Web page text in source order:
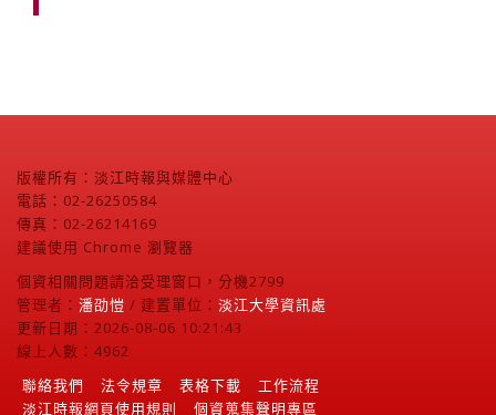
版權所有：淡江時報與媒體中心
電話：02-26250584
傳真：02-26214169
建議使用 Chrome 瀏覽器
個資相關問題請洽受理窗口，分機2799
管理者： 潘劭愷 / 建置單位： 淡江大學資訊處
更新日期：2026-08-06 10:21:43
線上人數：4962
聯絡我們
法令規章 表格下載
工作流程
淡江時報網頁使用規則
個資蒐集聲明專區